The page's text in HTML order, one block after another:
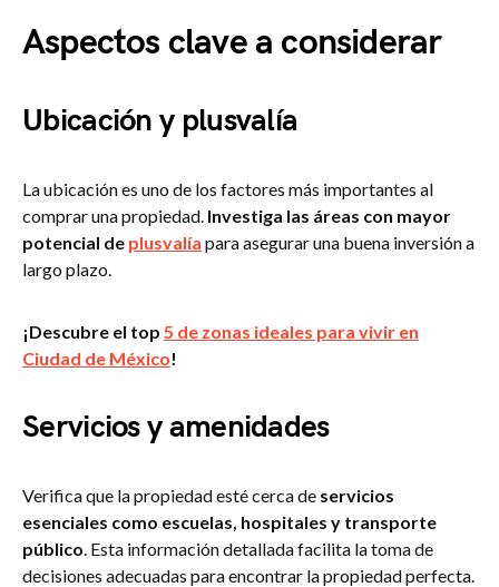
Aspectos clave a considerar
Ubicación y plusvalía
La ubicación es uno de los factores más importantes al
comprar una propiedad. Investiga las áreas con mayor
potencial de plusvalía para asegurar una buena inversión a
largo plazo.
¡Descubre el top 5 de zonas ideales para vivir en
Ciudad de México!
Servicios y amenidades
Verifica que la propiedad esté cerca de servicios
esenciales como escuelas, hospitales y transporte
público. Esta información detallada facilita la toma de
decisiones adecuadas para encontrar la propiedad perfecta.